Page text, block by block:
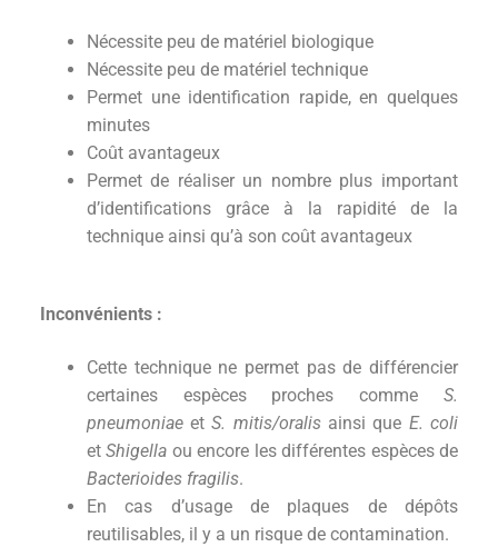
Nécessite peu de matériel biologique
Nécessite peu de matériel technique
Permet une identification rapide, en quelques
minutes
Coût avantageux
Permet de réaliser un nombre plus important
d’identifications grâce à la rapidité de la
technique ainsi qu’à son coût avantageux
Inconvénients :
Cette technique ne permet pas de différencier
certaines espèces proches comme S.
pneumoniaeetS. mitis/oralisainsi que E. coli
etShigella ou encore les différentes espèces de
Bacterioides fragilis.
En cas d’usage de plaques de dépôts
reutilisables, il y a un risque de contamination.